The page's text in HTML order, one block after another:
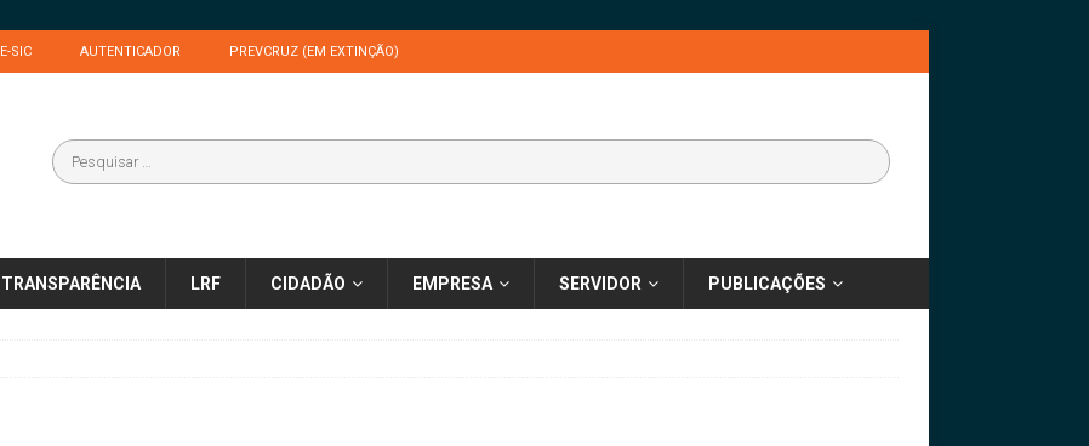
E-SIC AUTENTICADOR PREVCRUZ (EM EXTINÇÃO)
TRANSPARÊNCIA LRF CIDADÃO EMPRESA SERVIDOR PUBLICAÇÕES